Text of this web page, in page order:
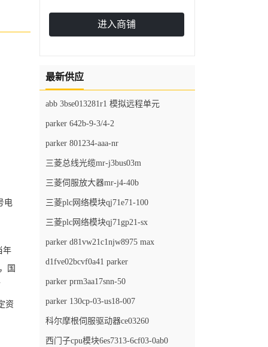
电
年
国
资
进入商铺
最新供应
abb 3bse013281r1 模拟远程单元
parker 642b-9-3/4-2
parker 801234-aaa-nr
三菱总线光缆mr-j3bus03m
三菱伺服放大器mr-j4-40b
三菱plc网络模块qj71e71-100
三菱plc网络模块qj71gp21-sx
parker d81vw21c1njw8975 max
d1fve02bcvf0a41 parker
parker prm3aa17snn-50
parker 130cp-03-us18-007
科尔摩根伺服驱动器ce03260
西门子cpu模块6es7313-6cf03-0ab0